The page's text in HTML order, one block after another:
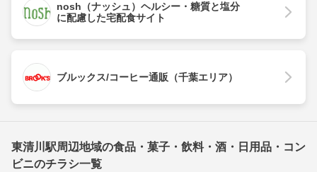
nosh（ナッシュ）ヘルシー・糖質と塩分
に配慮した宅配食サイト
ブルックス/コーヒー通販（千葉エリア）
東清川駅周辺地域の食品・菓子・飲料・酒・日用品・コン
ビニのチラシ一覧